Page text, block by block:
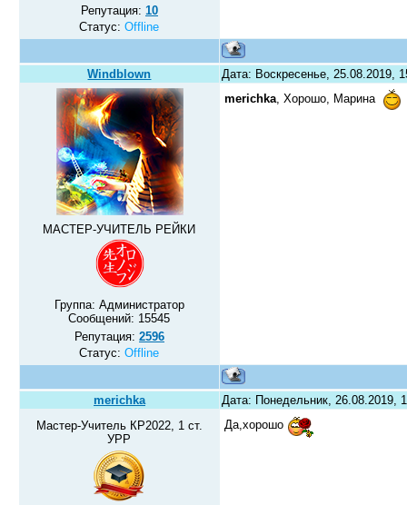
Репутация: 10
Статус:Offline
Windblown Дата: Воскресенье, 25.08.2019,
МАСТЕР-УЧИТЕЛЬ РЕЙКИ
Группа: Администратор
Сообщений: 15545
Репутация: 2596
Статус:Offline
merichka , Хорошо, Марина
merichka
Дата: Понедельник, 26.08.2019,
Мастер-Учитель КР2022, 1 ст.
УРР
Да,хорошо